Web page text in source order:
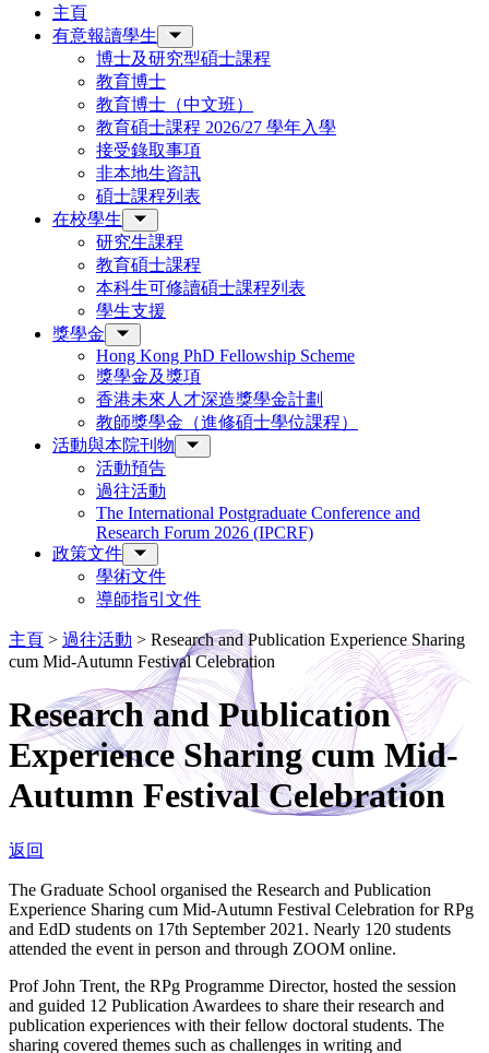
主頁
有意報讀學生
博士及研究型碩士課程
教育博士
教育博士（中文班）
教育碩士課程 2026/27 學年入學
接受錄取事項
非本地生資訊
碩士課程列表
在校學生
研究生課程
教育碩士課程
本科生可修讀碩士課程列表
學生支援
獎學金
Hong Kong PhD Fellowship Scheme
獎學金及獎項
香港未來人才深造獎學金計劃
教師獎學金（進修碩士學位課程）
活動與本院刊物
活動預告
過往活動
The International Postgraduate Conference and
Research Forum 2026 (IPCRF)
政策文件
學術文件
導師指引文件
主頁 > 過往活動 > Research and Publication Experience Sharing
cum Mid-Autumn Festival Celebration
Research and Publication
Experience Sharing cum Mid-
Autumn Festival Celebration
返回
The Graduate School organised the Research and Publication
Experience Sharing cum Mid-Autumn Festival Celebration for RPg
and EdD students on 17th September 2021. Nearly 120 students
attended the event in person and through ZOOM online.
Prof John Trent, the RPg Programme Director, hosted the session
and guided 12 Publication Awardees to share their research and
publication experiences with their fellow doctoral students. The
sharing covered themes such as challenges in writing and